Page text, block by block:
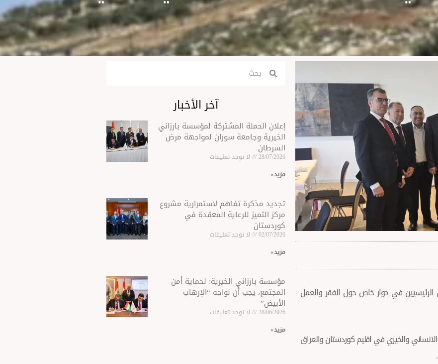
في حوار خاص حول الفقر والعمل
والخيري في اقليم كوردستان والعراق
آخر الأخبار
إعلان الحملة المشتركة لمؤسسة بارزاني
الخيرية وجامعة سوران لمواجهة مرض
السرطان
28/07/2026 لا توجد تعليقات
مزید »
تجديد مذكرة تفاهم لاستمرارية مشروع
مركز التميز للرعاية المعقدة في
كوردستان
02/07/2026 لا توجد تعليقات
مزید »
مؤسسة بارزاني الخيرية: لحماية أمن
المجتمع، يجب أن نواجه “الإرهاب
الأبيض”
28/06/2026 لا توجد تعليقات
مزید »